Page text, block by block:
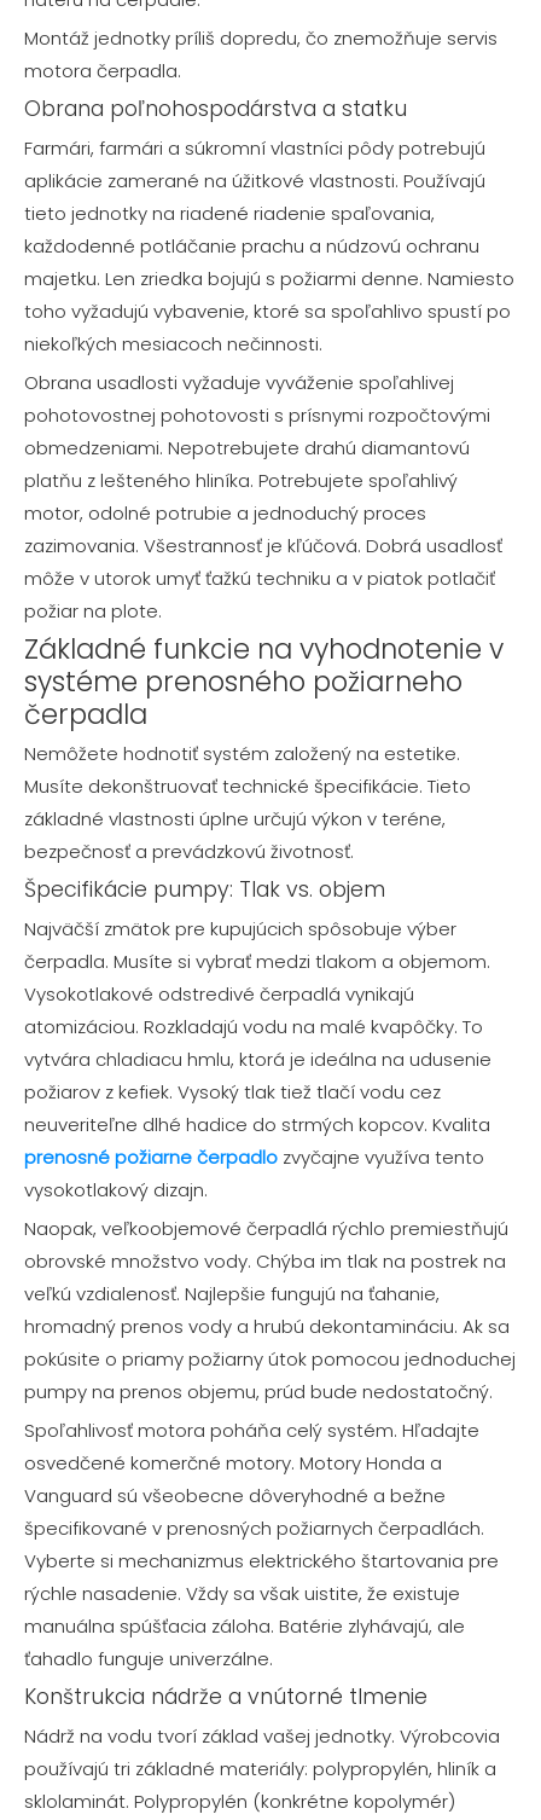
Montáž jednotky príliš dopredu, čo znemožňuje servis
motora čerpadla.
Obrana poľnohospodárstva a statku
Farmári, farmári a súkromní vlastníci pôdy potrebujú
aplikácie zamerané na úžitkové vlastnosti. Používajú
tieto jednotky na riadené riadenie spaľovania,
každodenné potláčanie prachu a núdzovú ochranu
majetku. Len zriedka bojujú s požiarmi denne. Namiesto
toho vyžadujú vybavenie, ktoré sa spoľahlivo spustí po
niekoľkých mesiacoch nečinnosti.
Obrana usadlosti vyžaduje vyváženie spoľahlivej
pohotovostnej pohotovosti s prísnymi rozpočtovými
obmedzeniami. Nepotrebujete drahú diamantovú
platňu z lešteného hliníka. Potrebujete spoľahlivý
motor, odolné potrubie a jednoduchý proces
zazimovania. Všestrannosť je kľúčová. Dobrá usadlosť
môže v utorok umyť ťažkú ​​techniku ​​a v piatok potlačiť
požiar na plote.
Základné funkcie na vyhodnotenie v
systéme prenosného požiarneho
čerpadla
Nemôžete hodnotiť systém založený na estetike.
Musíte dekonštruovať technické špecifikácie. Tieto
základné vlastnosti úplne určujú výkon v teréne,
bezpečnosť a prevádzkovú životnosť.
Špecifikácie pumpy: Tlak vs. objem
Najväčší zmätok pre kupujúcich spôsobuje výber
čerpadla. Musíte si vybrať medzi tlakom a objemom.
Vysokotlakové odstredivé čerpadlá vynikajú
atomizáciou. Rozkladajú vodu na malé kvapôčky. To
vytvára chladiacu hmlu, ktorá je ideálna na udusenie
požiarov z kefiek. Vysoký tlak tiež tlačí vodu cez
neuveriteľne dlhé hadice do strmých kopcov. Kvalita
prenosné požiarne čerpadlo zvyčajne využíva tento
vysokotlakový dizajn.
Naopak, veľkoobjemové čerpadlá rýchlo premiestňujú
obrovské množstvo vody. Chýba im tlak na postrek na
veľkú vzdialenosť. Najlepšie fungujú na ťahanie,
hromadný prenos vody a hrubú dekontamináciu. Ak sa
pokúsite o priamy požiarny útok pomocou jednoduchej
pumpy na prenos objemu, prúd bude nedostatočný.
Spoľahlivosť motora poháňa celý systém. Hľadajte
osvedčené komerčné motory. Motory Honda a
Vanguard sú všeobecne dôveryhodné a bežne
špecifikované v prenosných požiarnych čerpadlách.
Vyberte si mechanizmus elektrického štartovania pre
rýchle nasadenie. Vždy sa však uistite, že existuje
manuálna spúšťacia záloha. Batérie zlyhávajú, ale
ťahadlo funguje univerzálne.
Konštrukcia nádrže a vnútorné tlmenie
Nádrž na vodu tvorí základ vašej jednotky. Výrobcovia
používajú tri základné materiály: polypropylén, hliník a
sklolaminát. Polypropylén (konkrétne kopolymér)